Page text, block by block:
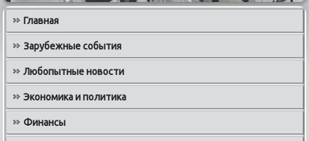
Главная
Зарубежные события
Любопытные новости
Экономика и политика
Финансы